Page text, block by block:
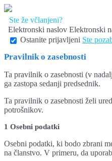
Ste že včlanjeni?
Elektronski naslov Elektronski
Ostanite prijavljeni Ste
Pravilnik o zasebnosti
Ta pravilnik o zasebnosti (v
ga zastopa sedanji predsednik.
Ta pravilnik o zasebnosti želi
potrošnikov.
1 Osebni podatki
Osebni podatki, ki bodo zbrani
na članstvo. V primeru, da